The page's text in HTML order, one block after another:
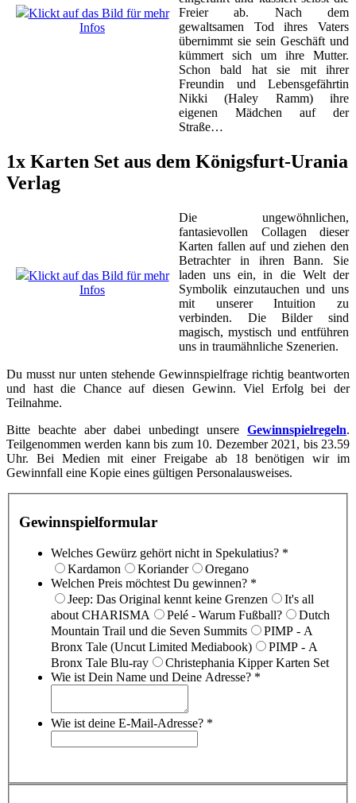
Klickt auf das Bild für mehr
Infos
Freier ab. Nach dem
gewaltsamen Tod ihres Vaters
übernimmt sie sein Geschäft und
kümmert sich um ihre Mutter.
Schon bald hat sie mit ihrer
Freundin und Lebensgefährtin
Nikki (Haley Ramm) ihre
eigenen Mädchen auf der
Straße…
1x Karten Set aus dem Königsfurt-Urania
Verlag
Klickt auf das Bild für mehr
Infos
Die ungewöhnlichen,
fantasievollen Collagen dieser
Karten fallen auf und ziehen den
Betrachter in ihren Bann. Sie
laden uns ein, in die Welt der
Symbolik einzutauchen und uns
mit unserer Intuition zu
verbinden. Die Bilder sind
magisch, mystisch und entführen
uns in traumähnliche Szenerien.
Du musst nur unten stehende Gewinnspielfrage richtig beantworten
und hast die Chance auf diesen Gewinn. Viel Erfolg bei der
Teilnahme.
Bitte beachte aber dabei unbedingt unsere Gewinnspielregeln.
Teilgenommen werden kann bis zum 10. Dezember 2021, bis 23.59
Uhr. Bei Medien mit einer Freigabe ab 18 benötigen wir im
Gewinnfall eine Kopie eines gültigen Personalausweises.
Gewinnspielformular
Welches Gewürz gehört nicht in Spekulatius? *
Kardamon
Koriander
Oregano
Welchen Preis möchtest Du gewinnen? *
Jeep: Das Original kennt keine Grenzen
It's all
about CHARISMA
Pelé - Warum Fußball?
Dutch
Mountain Trail und die Seven Summits
PIMP - A
Bronx Tale (Uncut Limited Mediabook)
PIMP - A
Bronx Tale Blu-ray
Christephania Kipper Karten Set
Wie ist Dein Name und Deine Adresse? *
Wie ist deine E-Mail-Adresse? *